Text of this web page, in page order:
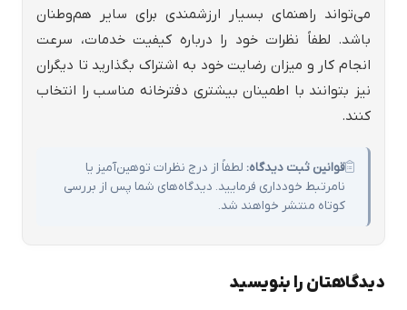
می‌تواند راهنمای بسیار ارزشمندی برای سایر هم‌وطنان
باشد. لطفاً نظرات خود را درباره کیفیت خدمات، سرعت
انجام کار و میزان رضایت خود به اشتراک بگذارید تا دیگران
نیز بتوانند با اطمینان بیشتری دفترخانه مناسب را انتخاب
کنند.
قوانین ثبت دیدگاه: لطفاً از درج نظرات توهین‌آمیز یا
نامرتبط خودداری فرمایید. دیدگاه‌های شما پس از بررسی
کوتاه منتشر خواهند شد.
دیدگاهتان را بنویسید